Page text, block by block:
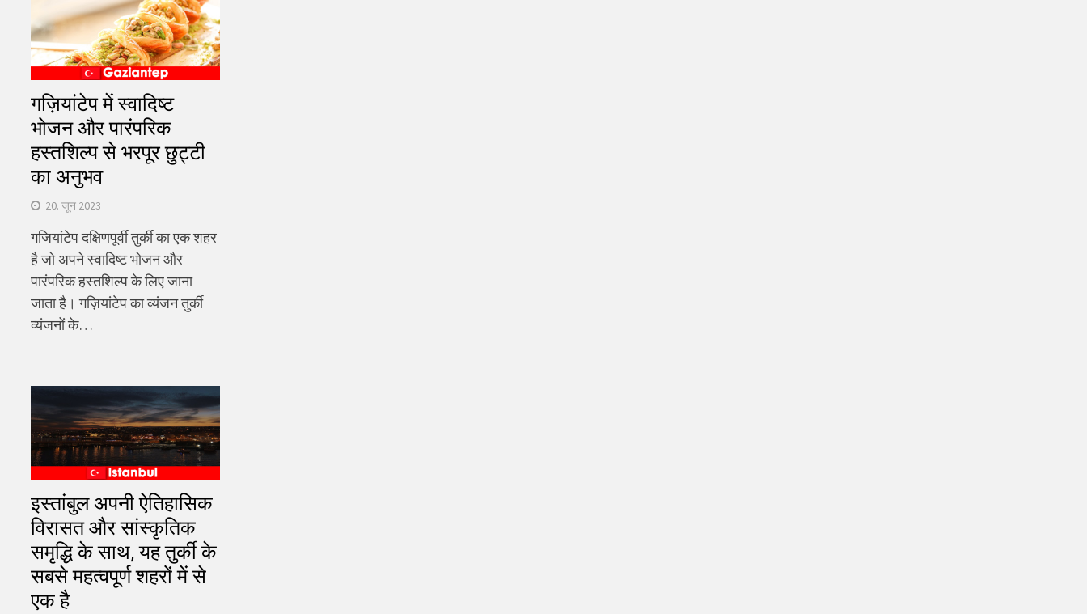
गज़ियांटेप में स्वादिष्ट
भोजन और पारंपरिक
हस्तशिल्प से भरपूर छुट्टी
का अनुभव
20. जून 2023
गजियांटेप दक्षिणपूर्वी तुर्की का एक शहर
है जो अपने स्वादिष्ट भोजन और
पारंपरिक हस्तशिल्प के लिए जाना
जाता है। गज़ियांटेप का व्यंजन तुर्की
व्यंजनों के…
इस्तांबुल अपनी ऐतिहासिक
विरासत और सांस्कृतिक
समृद्धि के साथ, यह तुर्की के
सबसे महत्वपूर्ण शहरों में से
एक है